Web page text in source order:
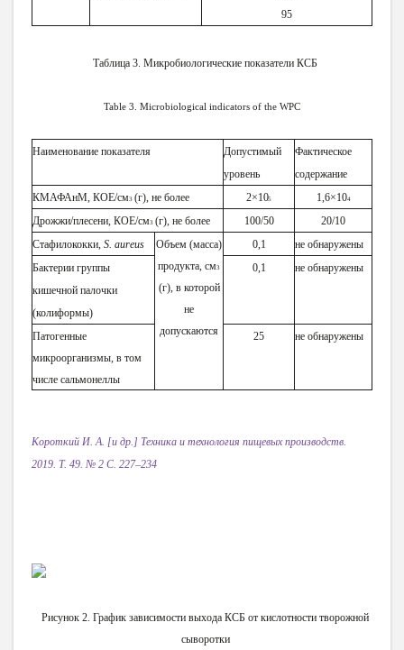
95
Таблица 3. Микробиологические показатели КСБ
Table 3. Microbiological indicators of the WPC
Наименование показателя
Допустимый
уровень
Фактическое
содержание
КМАФАнМ, КОЕ/см3 (г), не более 2×105 1,6×104
Дрожжи/плесени, КОЕ/см3 (г), не более 100/50
20/10
Стафилококки, S. aureus
Объем (масса)
продукта, см3
(г), в которой
не
допускаются
0,1
не обнаружены
Бактерии группы
кишечной палочки
(колиформы)
0,1 не обнаружены
Патогенные
микроорганизмы, в том
числе сальмонеллы
25 не обнаружены
Короткий И. А. [и др.] Техника и технология пищевых производств.
2019. Т. 49. № 2 С. 227–234
Рисунок 2. График зависимости выхода КСБ от кислотности творожной
сыворотки